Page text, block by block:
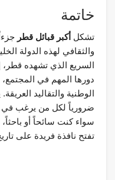
خاتمة
تشكل أكبر قبائل قطر
والثقافي لهذه الدولة
السريع الذي تشهده قطر،
دورها المهم في
الوطنية والتقاليد
ضرورياً لكل من يرغب في
سواء كنت سائحاً أو
تفتح نافذة فريدة على